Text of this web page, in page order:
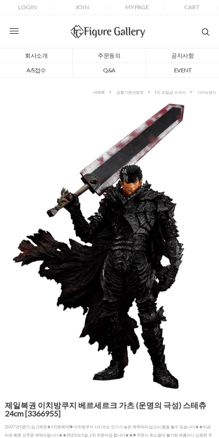
LOGIN JOIN MYPAGE CART
회사소개 주문동의
공지사항
A/S접수
Q&A EVENT
HOME 공통기본대분류 FG 초합금 피규어 기타브랜드
제일복권 이치방쿠지 베르세르크 가츠 (운명의 극성) 스테츄
24cm [3366955]
[2027년1분기_입고예정★1차분예약]▶이치방쿠지 시리즈는 인기가 높은 캐릭터라 입고시 품절 될수 있습니다★★지금
바로 빠른 선주문 부탁드립니다★★2025/6/1일_1차 주문마감 합니다★★▶주문시 취소절대 불가한 제품이니 신중한 주